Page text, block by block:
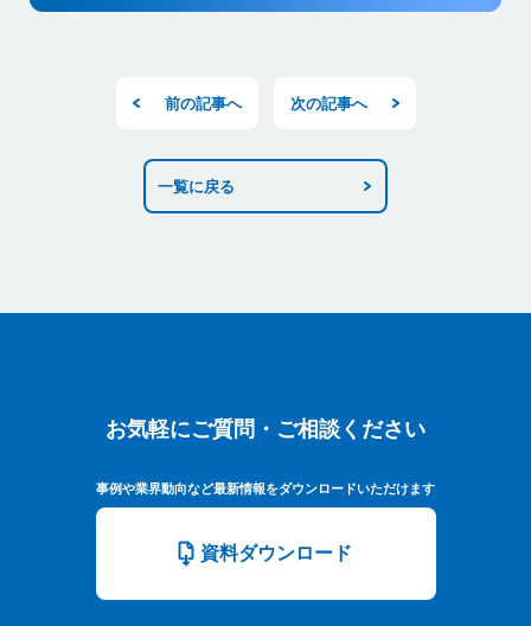
前の記事へ 次の記事へ
一覧に戻る
お気軽にご質問・ご相談ください
お気軽にご質問・ご相談ください
事例や業界動向など最新情報をダウンロードいただけます
資料ダウンロード